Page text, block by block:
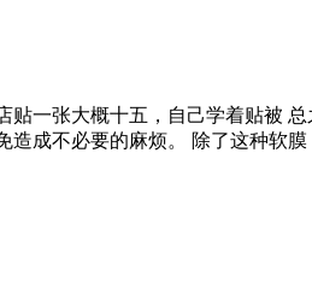
贴一张大概十五，自己学着贴被
成不必要的麻烦。 除了这种软膜